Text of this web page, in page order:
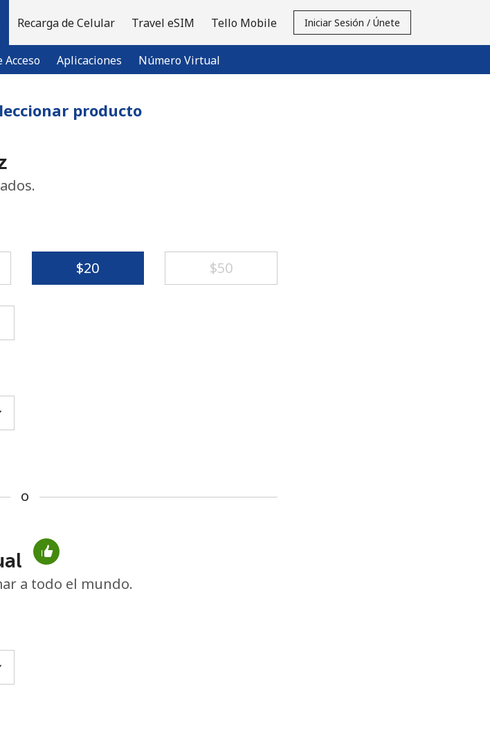
Acceso Aplicaciones Número Virtual
Recarga de Celular Travel eSIM Tello Mobile Iniciar Sesión / Únete
No se ha creado una contraseña
producto
⁦$20⁩ ⁦$50⁩
o
a todo el mundo.